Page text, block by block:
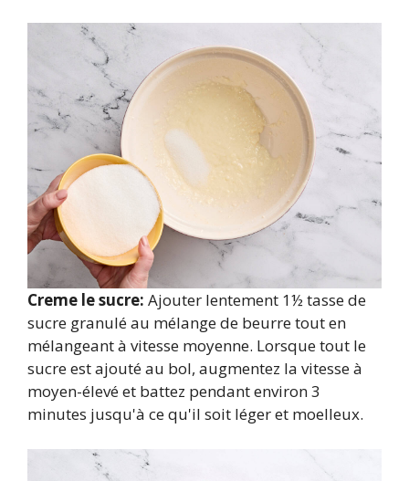
Creme le sucre: Ajouter lentement 1½ tasse de
sucre granulé au mélange de beurre tout en
mélangeant à vitesse moyenne. Lorsque tout le
sucre est ajouté au bol, augmentez la vitesse à
moyen-élevé et battez pendant environ 3
minutes jusqu'à ce qu'il soit léger et moelleux.